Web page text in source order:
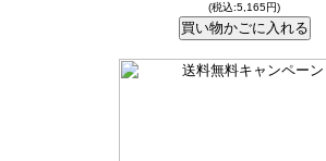
(税込:5,165円)